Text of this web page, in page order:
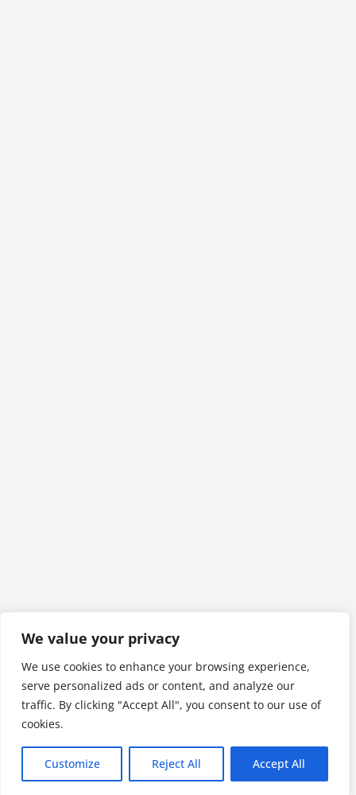
We value your privacy
We use cookies to enhance your browsing experience,
serve personalized ads or content, and analyze our
traffic. By clicking "Accept All", you consent to our use of
cookies.
Customize Reject All Accept All